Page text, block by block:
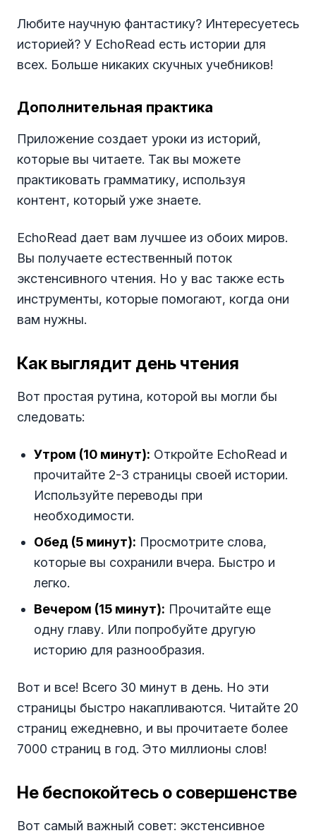
Любите научную фантастику? Интересуетесь
историей? У EchoRead есть истории для
всех. Больше никаких скучных учебников!
Дополнительная практика
Приложение создает уроки из историй,
которые вы читаете. Так вы можете
практиковать грамматику, используя
контент, который уже знаете.
EchoRead дает вам лучшее из обоих миров.
Вы получаете естественный поток
экстенсивного чтения. Но у вас также есть
инструменты, которые помогают, когда они
вам нужны.
Как выглядит день чтения
Вот простая рутина, которой вы могли бы
следовать:
Утром (10 минут): Откройте EchoRead и
прочитайте 2-3 страницы своей истории.
Используйте переводы при
необходимости.
Обед (5 минут): Просмотрите слова,
которые вы сохранили вчера. Быстро и
легко.
Вечером (15 минут): Прочитайте еще
одну главу. Или попробуйте другую
историю для разнообразия.
Вот и все! Всего 30 минут в день. Но эти
страницы быстро накапливаются. Читайте 20
страниц ежедневно, и вы прочитаете более
7000 страниц в год. Это миллионы слов!
Не беспокойтесь о совершенстве
Вот самый важный совет: экстенсивное